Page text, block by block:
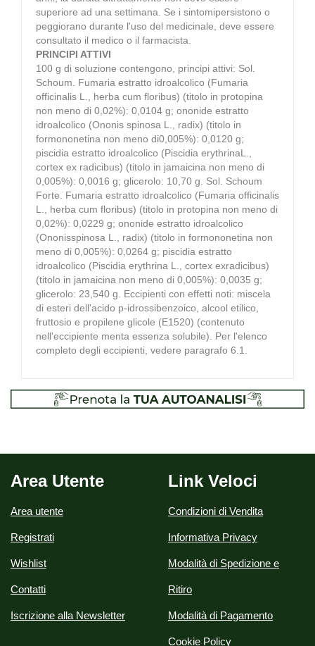
superiore ad una settimana. Se i sintomipersistono o
peggiorano durante l'uso del medicinale, deve essere
consultato il medico o il farmacista.
PRINCIPI ATTIVI
100 g di soluzione contengono, principi attivi: Sol.
Schoum. Fumaria estratto idroalcolico (Fumaria
officinalis L., herba cum floribus) (titolo in protopina
non meno di 0,02%): 0,0104 g; ononide estratto
idroalcolico (Ononis spinosa L., radix) (titolo in
formononetina non meno di0,005%): 0,0120 g;
piscidia estratto idroalcolico (Piscidia erythrinaL.,
cortex ex radicibus) (titolo in jamaicina non meno di
0,005%): 0,0016 g; glicerolo: 10,70 g. Sol. Schoum
Forte. Fumaria estratto idroalcolico (Fumaria officinalis
L., herba cum floribus) (titolo in protopina non meno di
0,02%): 0,0229 g; ononide estratto idroalcolico
(Ononisspinosa L., radix) (titolo in formononetina non
meno di 0,005%): 0,0264 g; piscidia estratto
idroalcolico (Piscidia erythrina L., cortex exradicibus)
(titolo in jamaicina non meno di 0,005%): 0,0035 g;
glicerolo: 23,540 g. Eccipienti con effetti noti: miscela
di esteri dell'acido p-idrossibenzoico, alcool etilico,
fruttosio e propilene glicole (E1520) (contenuto
nell'eccipiente menta essenza solubile). Per l'elenco
completo degli eccipienti, vedere paragrafo 6.1.
Area Utente
Area utente
Registrati
Wishlist
Contatti
Iscrizione alla Newsletter
Link Veloci
Condizioni di Vendita
Informativa Privacy
Modalità di Spedizione e
Ritiro
Modalità di Pagamento
Cookie Policy